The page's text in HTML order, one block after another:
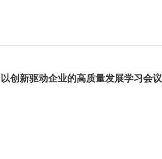
以创新驱动企业的高质量发展学习会议